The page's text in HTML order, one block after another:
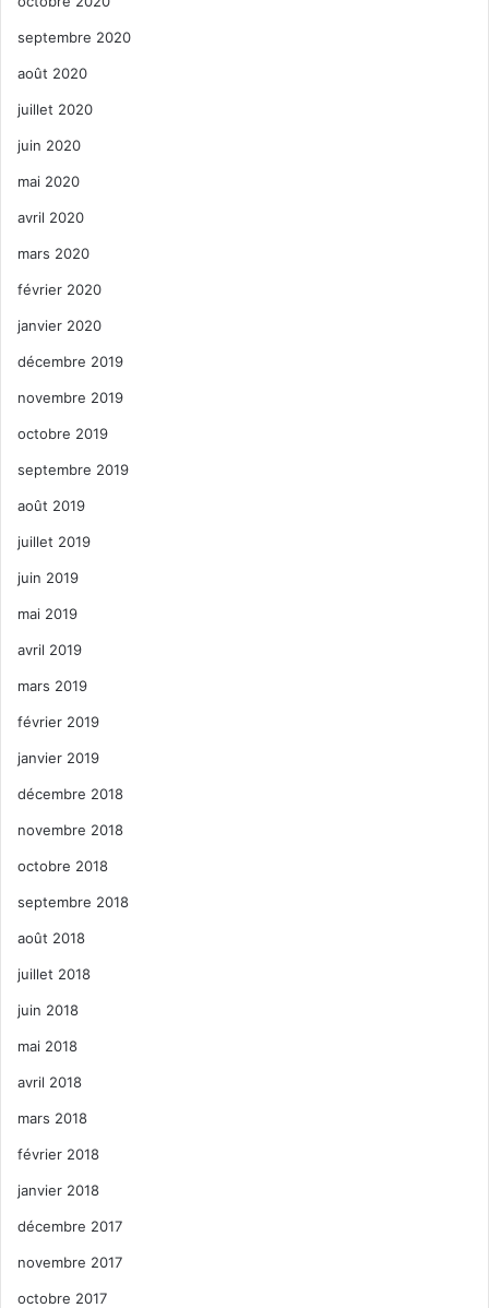
septembre 2020
août 2020
juillet 2020
juin 2020
mai 2020
avril 2020
mars 2020
février 2020
janvier 2020
décembre 2019
novembre 2019
octobre 2019
septembre 2019
août 2019
juillet 2019
juin 2019
mai 2019
avril 2019
mars 2019
février 2019
janvier 2019
décembre 2018
novembre 2018
octobre 2018
septembre 2018
août 2018
juillet 2018
juin 2018
mai 2018
avril 2018
mars 2018
février 2018
janvier 2018
décembre 2017
novembre 2017
octobre 2017